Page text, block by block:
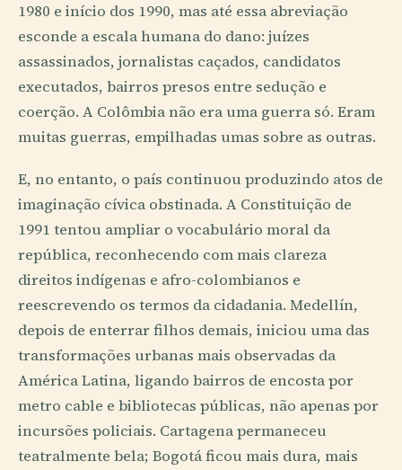
1980 e início dos 1990, mas até essa abreviação
esconde a escala humana do dano: juízes
assassinados, jornalistas caçados, candidatos
executados, bairros presos entre sedução e
coerção. A Colômbia não era uma guerra só. Eram
muitas guerras, empilhadas umas sobre as outras.
E, no entanto, o país continuou produzindo atos de
imaginação cívica obstinada. A Constituição de
1991 tentou ampliar o vocabulário moral da
república, reconhecendo com mais clareza
direitos indígenas e afro-colombianos e
reescrevendo os termos da cidadania. Medellín,
depois de enterrar filhos demais, iniciou uma das
transformações urbanas mais observadas da
América Latina, ligando bairros de encosta por
metro cable e bibliotecas públicas, não apenas por
incursões policiais. Cartagena permaneceu
teatralmente bela; Bogotá ficou mais dura, mais